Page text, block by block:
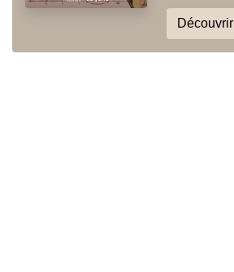
Découvrir